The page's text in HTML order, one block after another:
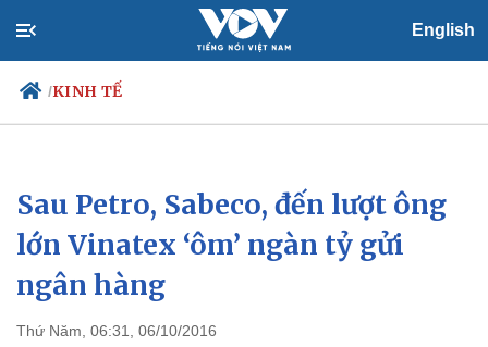
English
/KINH TẾ
Chính trị
Đảng
Tổ chức nhân sự
Quốc hội
Nhận diện sự thật
Xã hội
Tin 24h
Dự báo thời tiết
Sau Petro, Sabeco, đến lượt ông
lớn Vinatex ‘ôm’ ngàn tỷ gửi
ngân hàng
Thứ Năm, 06:31, 06/10/2016